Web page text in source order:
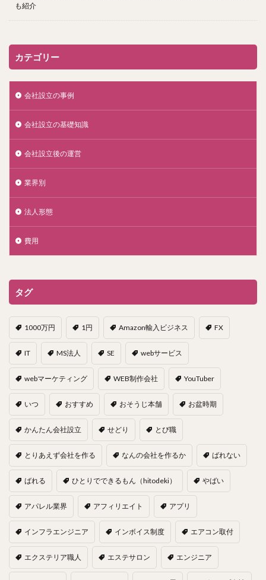
も紹介
カテゴリー
会社設立の事例
会社設立の基礎知識
会社設立後の運営
業界別
法人形態
費用
タグ
1000万円 1円 Amazon輸入ビジネス FX
IT MS法人 SE webサービス
webマーケティング WEB制作会社 YouTuber
いつ おすすめ おそうじ本舗 お盆時期
かんたん会社設立 せどり とび職
とりあえず会社を作る なんの会社を作るか ばれない
ばれる ひとりでできるもん（hitodeki） やばい
アパレル業界 アフィリエイト アプリ
インフラエンジニア インボイス制度 エアコン取付
エクステリア職人 エステサロン エンジニア